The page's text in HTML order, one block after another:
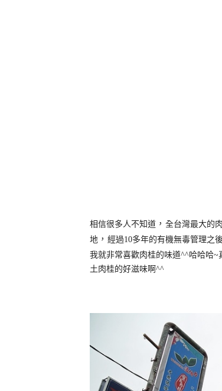
相信很多人不知道 ， 全台灣最大的
地 ， 經過10多年的有機無毒管理之
我就非常喜歡肉桂的味道^^哈哈哈~
土肉桂的好滋味啊 ^^